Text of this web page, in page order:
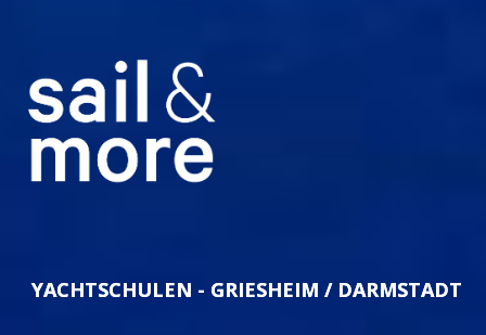
YACHTSCHULEN - GRIESHEIM / DARMSTADT